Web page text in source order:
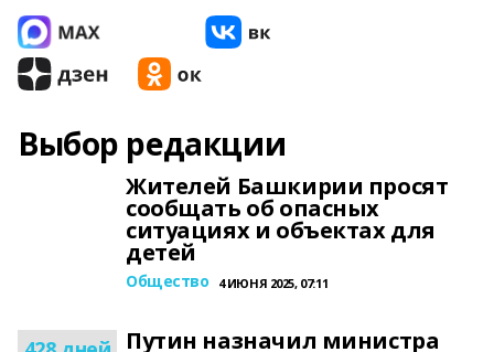
Выбор редакции
Жителей Башкирии просят
сообщать об опасных
ситуациях и объектах для
детей
Общество 4 ИЮНЯ 2025, 07:11
Путин назначил министра